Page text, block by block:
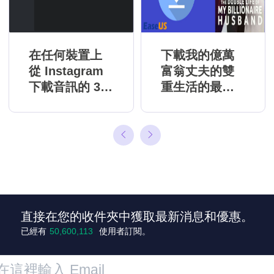
在任何裝置上
從 Instagram
下載音訊的 3
下載我的億萬
富翁丈夫的雙
重生活的最佳
直接在您的收件夾中獲取最新消息和優惠。
已經有 50,600,113 使用者訂閱。
+3